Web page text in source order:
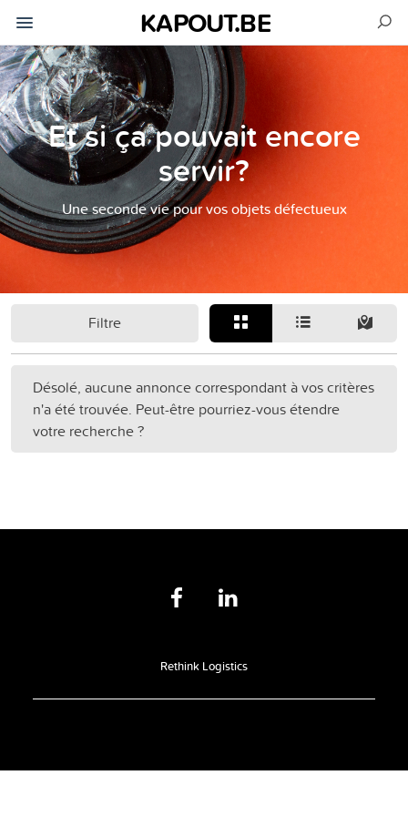
KAPOUT.BE
Et si ça pouvait encore
servir?
Une seconde vie pour vos objets défectueux
Filtre
Désolé, aucune annonce correspondant à vos critères
n'a été trouvée. Peut-être pourriez-vous étendre
votre recherche ?
Rethink Logistics